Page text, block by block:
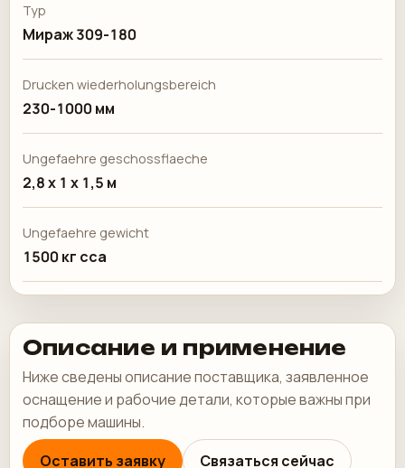
Typ
Мираж 309-180
Drucken wiederholungsbereich
230-1000 мм
Ungefaehre geschossflaeche
2,8 х 1 х 1,5 м
Ungefaehre gewicht
1500 кг cca
Описание и применение
Ниже сведены описание поставщика, заявленное
оснащение и рабочие детали, которые важны при
подборе машины.
Оставить заявку
Связаться сейчас